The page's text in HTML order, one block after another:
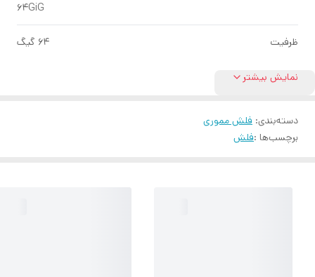
64GiG
ظرفیت 64 گیگ
نمایش بیشتر
دسته‌بندی: فلش مموری
برچسب‌ها :فلش